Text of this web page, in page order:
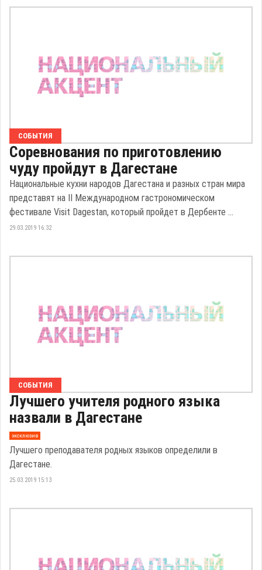
СОБЫТИЯ
Соревнования по приготовлению
чуду пройдут в Дагестане
Национальные кухни народов Дагестана и разных стран мира
представят на II Международном гастрономическом
фестивале Visit Dagestan, который пройдет в Дербенте ...
29.03.2019 16:32
СОБЫТИЯ
Лучшего учителя родного языка
назвали в Дагестане
эксклюзив
Лучшего преподавателя родных языков определили в
Дагестане.
25.03.2019 15:13